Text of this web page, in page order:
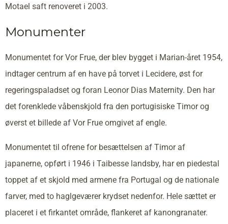
Motael saft renoveret i 2003.
Monumenter
Monumentet for Vor Frue, der blev bygget i Marian-året 1954,
indtager centrum af en have på torvet i Lecidere, øst for
regeringspaladset og foran Leonor Dias Maternity. Den har
det forenklede våbenskjold fra den portugisiske Timor og
øverst et billede af Vor Frue omgivet af engle.
Monumentet til ofrene for besættelsen af Timor af
japanerne, opført i 1946 i Taibesse landsby, har en piedestal
toppet af et skjold med armene fra Portugal og de nationale
farver, med to haglgeværer krydset nedenfor. Hele sættet er
placeret i et firkantet område, flankeret af kanongranater.